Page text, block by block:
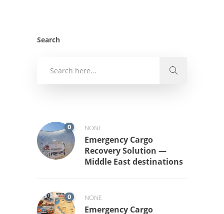
Search
0 NONE
Emergency Cargo
Recovery Solution —
Middle East destinations
0 NONE
Emergency Cargo